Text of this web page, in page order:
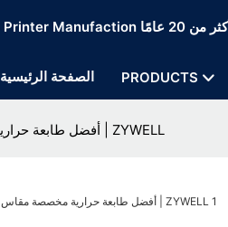
الصفحة الرئيسية PRODUCTS
أفضل طابعة حرارية مخصصة مقاس 80 مم | ZYWELL